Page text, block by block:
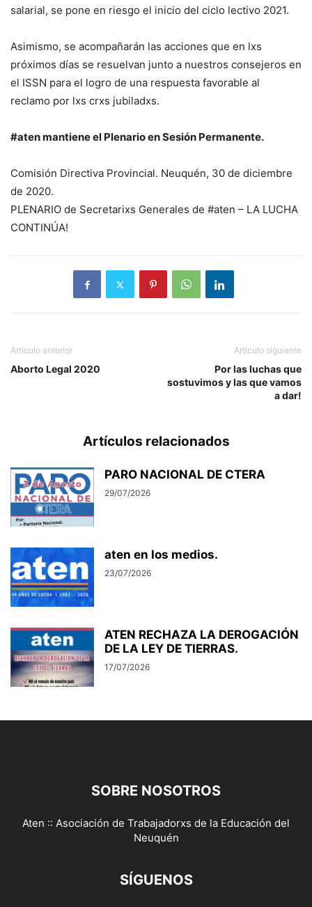
salarial, se pone en riesgo el inicio del ciclo lectivo 2021.
Asimismo, se acompañarán las acciones que en lxs
próximos días se resuelvan junto a nuestros consejeros en
el ISSN para el logro de una respuesta favorable al
reclamo por lxs crxs jubiladxs.
#aten mantiene el Plenario en Sesión Permanente.
Comisión Directiva Provincial. Neuquén, 30 de diciembre
de 2020.
PLENARIO de Secretarixs Generales de #aten – LA LUCHA
CONTINÚA!
Artículo anterior
Aborto Legal 2020
Artículo siguiente
Por las luchas que
sostuvimos y las que vamos
a dar!
Artículos relacionados
PARO NACIONAL DE CTERA
29/07/2026
aten en los medios.
23/07/2026
ATEN RECHAZA LA DEROGACIÓN
DE LA LEY DE TIERRAS.
17/07/2026
SOBRE NOSOTROS
Aten :: Asociación de Trabajadorxs de la Educación del
Neuquén
SÍGUENOS